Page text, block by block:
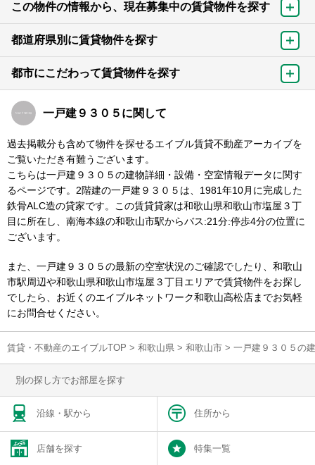
この物件の情報から、現在募集中の賃貸物件を探す
都道府県別に賃貸物件を探す
都市にこだわって賃貸物件を探す
一戸建９３０５に関して
過去掲載分も含めて物件を探せるエイブル賃貸不動産アーカイブを
ご覧いただき有難うございます。
こちらは一戸建９３０５の建物詳細・設備・空室情報データに関す
るページです。2階建の一戸建９３０５は、1981年10月に完成した
鉄骨ALC造の貸家です。この賃貸貸家は和歌山県和歌山市塩屋３丁
目に所在し、南海本線の和歌山市駅からバス:21分:停歩4分の位置に
ございます。
また、一戸建９３０５の最新の空室状況のご確認でしたり、和歌山
市駅周辺や和歌山県和歌山市塩屋３丁目エリアで賃貸物件をお探し
でしたら、お近くのエイブルネットワーク和歌山高松店までお気軽
にお問合せください。
賃貸・不動産のエイブルTOP > 和歌山県 > 和歌山市 > 一戸建９３０５の
別の探し方でお部屋を探す
沿線・駅から 住所から
店舗を探す 特集一覧